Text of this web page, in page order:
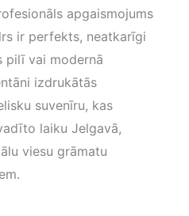
apgaismojums
ir perfekts, neatkarīgi
pilī vai modernā
izdrukātās
suvenīru, kas
laiku Jelgavā,
viesu grāmatu